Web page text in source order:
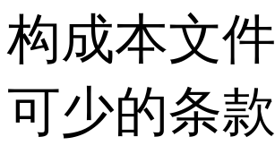
构成本文
可少的条